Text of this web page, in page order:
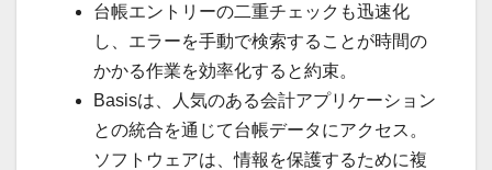
台帳エントリーの二重チェックも迅速化
し、エラーを手動で検索することが時間の
かかる作業を効率化すると約束。
Basisは、人気のある会計アプリケーション
との統合を通じて台帳データにアクセス。
ソフトウェアは、情報を保護するために複